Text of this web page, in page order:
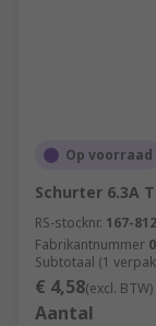
Op voorraad
Schurter 6.3A
RS-stocknr. 167-
Fabrikantnummer
Subtotaal (1
€ 4,58(excl. BTW)
Aantal